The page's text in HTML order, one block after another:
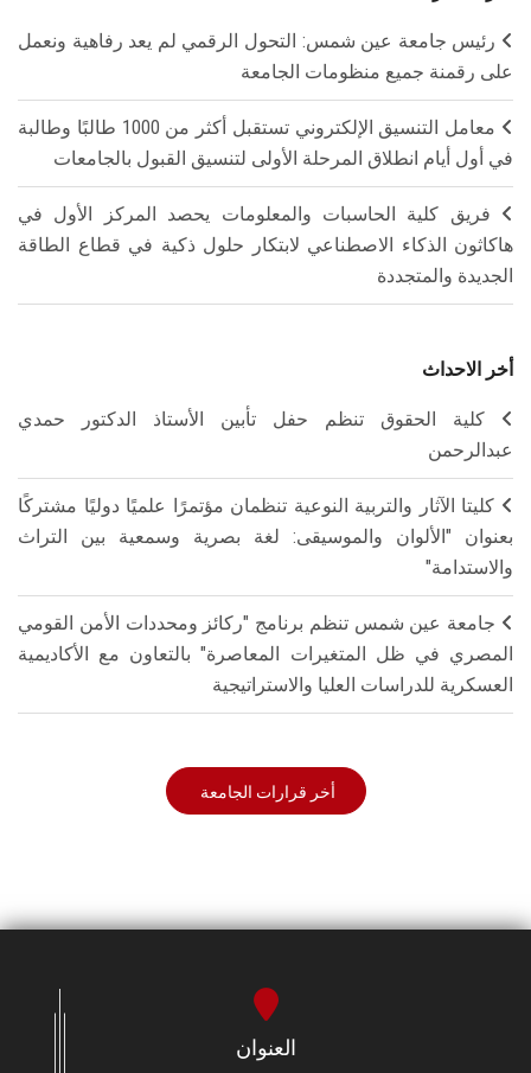
رئيس جامعة عين شمس: التحول الرقمي لم يعد رفاهية ونعمل
على رقمنة جميع منظومات الجامعة
معامل التنسيق الإلكتروني تستقبل أكثر من 1000 طالبًا وطالبة
في أول أيام انطلاق المرحلة الأولى لتنسيق القبول بالجامعات
فريق كلية الحاسبات والمعلومات يحصد المركز الأول في
هاكاثون الذكاء الاصطناعي لابتكار حلول ذكية في قطاع الطاقة
الجديدة والمتجددة
أخر الاحداث
كلية الحقوق تنظم حفل تأبين الأستاذ الدكتور حمدي
عبدالرحمن
كليتا الآثار والتربية النوعية تنظمان مؤتمرًا علميًا دوليًا مشتركًا
بعنوان "الألوان والموسيقى: لغة بصرية وسمعية بين التراث
والاستدامة"
جامعة عين شمس تنظم برنامج "ركائز ومحددات الأمن القومي
المصري في ظل المتغيرات المعاصرة" بالتعاون مع الأكاديمية
العسكرية للدراسات العليا والاستراتيجية
أخر قرارات الجامعة
العنوان